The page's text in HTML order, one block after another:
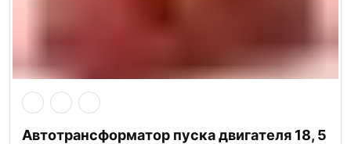
Автотрансформатор пуска двигателя 18, 5